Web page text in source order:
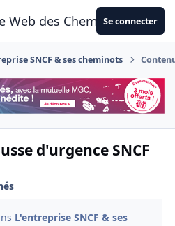
Web des CheminotsSe connecter
SNCF & ses cheminots
d'urgence SNCF
L'entreprise SNCF & ses